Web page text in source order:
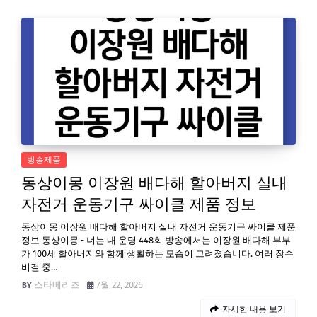
방송제품
동상이몽 이장원 배다해 할아버지 실내
자전거 운동기구 싸이클 제품 정보
동상이몽 이장원 배다해 할아버지 실내 자전거 운동기구 싸이클 제품
정보 동상이몽 - 너는 내 운명 448회 방송에서는 이장원 배다해 부부
가 100세 할아버지와 함께 생활하는 모습이 그려졌습니다. 여러 장수
비결 중…
스타베리즈
7월 22, 2026
자세한 내용 보기